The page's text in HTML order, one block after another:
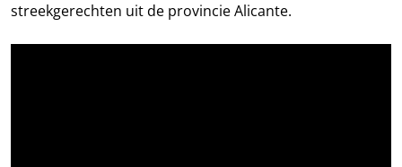
streekgerechten uit de provincie Alicante.